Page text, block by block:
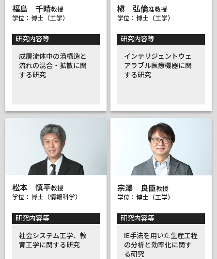
福島 千晴教授
学位：博士（工学）
研究内容等
成層流体中の渦構造と
流れの混合・拡散に関
する研究
槇 弘倫准教授
学位：博士（工学）
研究内容等
インテリジェントウェ
アラブル医療機器に関
する研究
松本 慎平教授
学位：博士（情報科学）
研究内容等
社会システム工学、教
育工学に関する研究
宗澤 良臣教授
学位：博士（工学）
研究内容等
IE手法を用いた生産工程
の分析と効率化に関す
る研究